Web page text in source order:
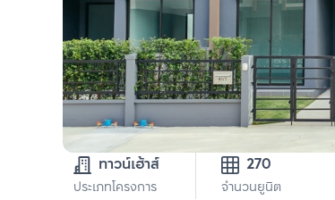
ทาวน์เฮ้าส์
ประเภทโครงการ
270
จำนวนยูนิต